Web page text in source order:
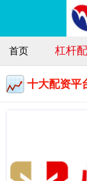
首页 杠杆
十大配资平